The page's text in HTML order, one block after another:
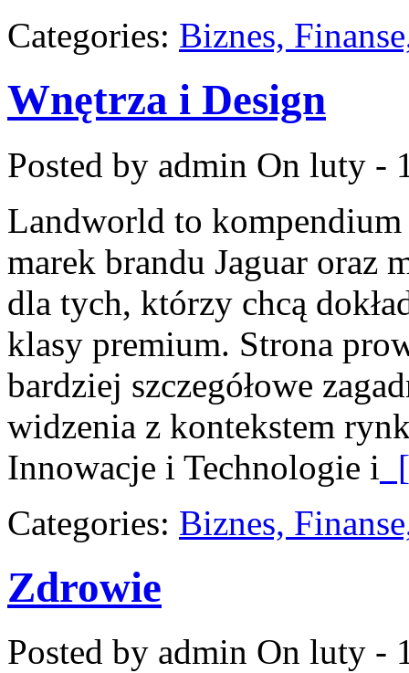
Categories: Biznes,
Wnętrza i Design
Posted by admin On luty -
Landworld to
marek brandu Jaguar oraz
dla tych, którzy chcą
klasy premium. Strona
bardziej szczegółowe
widzenia z kontekstem
Innowacje i Technologie i
Categories: Biznes,
Zdrowie
Posted by admin On luty -